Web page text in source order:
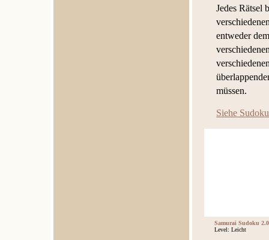
Jedes Rätsel
entweder
müssen.
Siehe
Samurai Sudoku
Level: Leicht